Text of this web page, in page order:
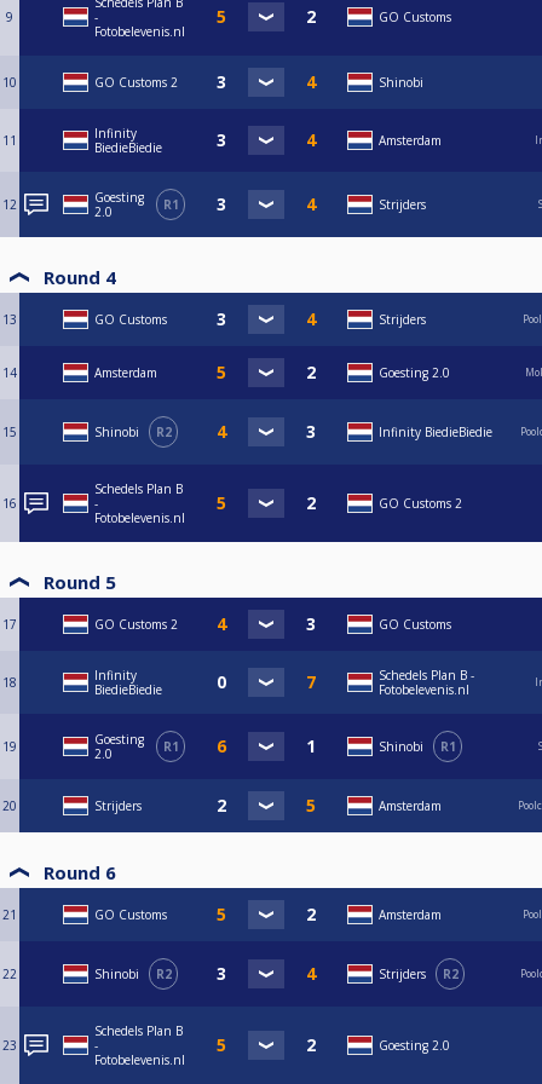
9
-
Fotobelevenis.nl
GO Customs
10 GO Customs 2 Shinobi
11
Infinity
BiedieBiedie
Amsterdam
12
Goesting
2.0
R1 Strijders
Round 4
13 GO Customs Strijders
14 Amsterdam Goesting 2.0
15 Shinobi R2 Infinity BiedieBiedie
16
Schedels Plan B
-
Fotobelevenis.nl
GO Customs 2
Round 5
17 GO Customs 2 GO Customs
18
Infinity
BiedieBiedie
Schedels Plan B -
Fotobelevenis.nl
19
Goesting
2.0
R1 Shinobi R1
20 Strijders Amsterdam
Round 6
21 GO Customs Amsterdam
22 Shinobi R2 Strijders R2
23
Schedels Plan B
-
Fotobelevenis.nl
Goesting 2.0